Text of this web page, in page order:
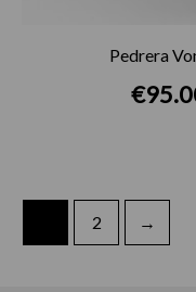
Pedrera
€
2 →